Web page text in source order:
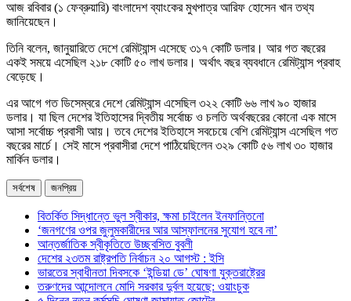
আজ রবিবার (১ ফেব্রুয়ারি) বাংলাদেশ ব্যাংকের মুখপাত্র আরিফ হোসেন খান তথ্য
জানিয়েছেন।
তিনি বলেন, জানুয়ারিতে দেশে রেমিট্যান্স এসেছে ৩১৭ কোটি ডলার। আর গত বছরের
একই সময়ে এসেছিল ২১৮ কোটি ৫০ লাখ ডলার। অর্থাৎ বছর ব্যবধানে রেমিট্যান্স প্রবাহ
বেড়েছে।
এর আগে গত ডিসেম্বরে দেশে রেমিট্যান্স এসেছিল ৩২২ কোটি ৬৬ লাখ ৯০ হাজার
ডলার। যা ছিল দেশের ইতিহাসের দ্বিতীয় সর্বোচ্চ ও চলতি অর্থবছরের কোনো এক মাসে
আসা সর্বোচ্চ প্রবাসী আয়। তবে দেশের ইতিহাসে সবচেয়ে বেশি রেমিট্যান্স এসেছিল গত
বছরের মার্চে। সেই মাসে প্রবাসীরা দেশে পাঠিয়েছিলেন ৩২৯ কোটি ৫৬ লাখ ৩০ হাজার
মার্কিন ডলার।
সর্বশেষ জনপ্রিয়
বিতর্কিত সিদ্ধান্তে ভুল স্বীকার, ক্ষমা চাইলেন ইনফান্তিনো
‘জনগণের ওপর জুলুমকারীদের আর আস্ফালনের সুযোগ হবে না’
আন্তর্জাতিক স্বীকৃতিতে উচ্ছ্বসিত বুবলী
দেশের ২৩তম রাষ্ট্রপতি নির্বাচন ২০ আগস্ট : ইসি
ভারতের স্বাধীনতা দিবসকে ‘ইন্ডিয়া ডে’ ঘোষণা যুক্তরাষ্ট্রের
তরুণদের আন্দোলনে মোদি সরকার দুর্বল হয়েছে: ওয়াংচুক